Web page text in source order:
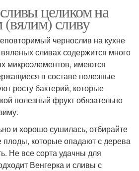
целиком на
сливу
чернослив на кухне
сливах содержится много
микроэлементов, имеются
в составе полезные
росту бактерий, которые
полезный фрукт обязательно
и хорошо сушилась, отбирайте
которые опадают с дерева
Не все сорта удачны для
Венгерка и сливы с